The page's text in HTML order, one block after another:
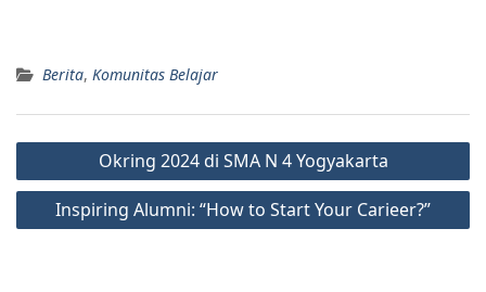
Berita, Komunitas Belajar
Okring 2024 di SMA N 4 Yogyakarta
Inspiring Alumni: “How to Start Your Carieer?”